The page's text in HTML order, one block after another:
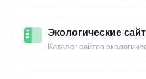
Экологические
Каталог сайтов